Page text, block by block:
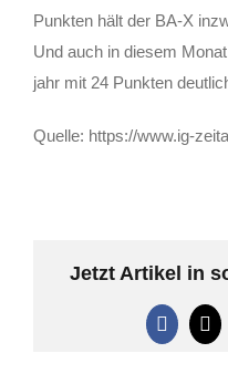
Punk­ten hält der BA‑X
Und auch in die­sem
jahr mit 24 Punk­ten
Quel­le: https://www.ig-
Jetzt Artikel in
X